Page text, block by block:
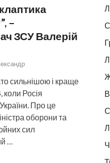
–
ЗСУ Валерій
сильнішою і краще
коли Росія
Про це
оборони та
сил
…